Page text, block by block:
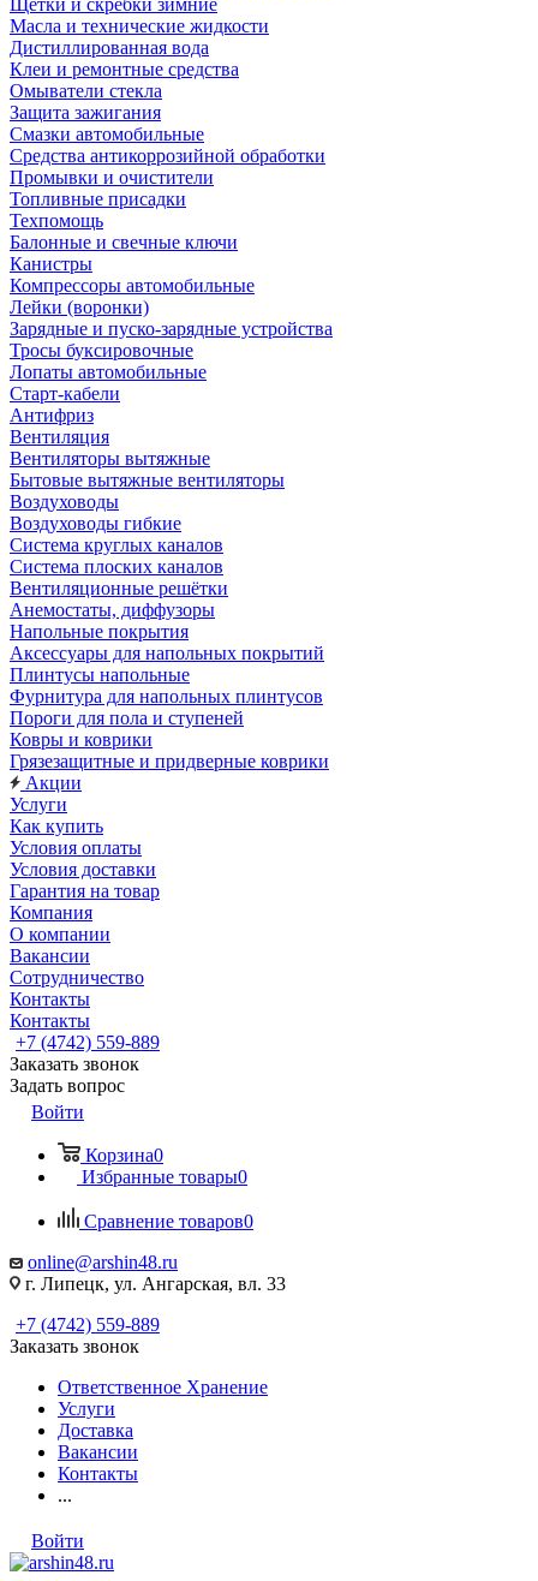
Щетки и скребки зимние
Масла и технические жидкости
Дистиллированная вода
Клеи и ремонтные средства
Омыватели стекла
Защита зажигания
Смазки автомобильные
Средства антикоррозийной обработки
Промывки и очистители
Топливные присадки
Техпомощь
Балонные и свечные ключи
Канистры
Компрессоры автомобильные
Лейки (воронки)
Зарядные и пуско-зарядные устройства
Тросы буксировочные
Лопаты автомобильные
Старт-кабели
Антифриз
Вентиляция
Вентиляторы вытяжные
Бытовые вытяжные вентиляторы
Воздуховоды
Воздуховоды гибкие
Система круглых каналов
Система плоских каналов
Вентиляционные решётки
Анемостаты, диффузоры
Напольные покрытия
Аксессуары для напольных покрытий
Плинтусы напольные
Фурнитура для напольных плинтусов
Пороги для пола и ступеней
Ковры и коврики
Грязезащитные и придверные коврики
Акции
Услуги
Как купить
Условия оплаты
Условия доставки
Гарантия на товар
Компания
О компании
Вакансии
Сотрудничество
Контакты
Контакты
+7 (4742) 559-889
Заказать звонок
Задать вопрос
Войти
Корзина0
Избранные товары0
Сравнение товаров0
online@arshin48.ru
г. Липецк, ул. Ангарская, вл. 33
+7 (4742) 559-889
Заказать звонок
Ответственное Хранение
Услуги
Доставка
Вакансии
Контакты
...
Войти